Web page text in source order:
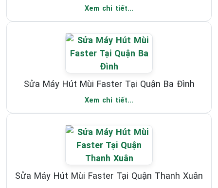
Xem chi tiết...
Sửa Máy Hút Mùi Faster Tại Quận Ba Đình
Xem chi tiết...
Sửa Máy Hút Mùi Faster Tại Quận Thanh Xuân